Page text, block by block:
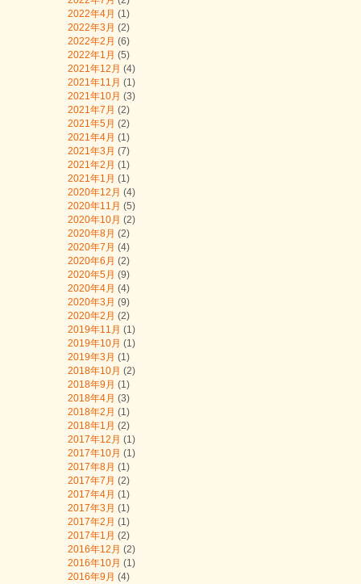
2022年4月 (1)
2022年3月 (2)
2022年2月 (6)
2022年1月 (5)
2021年12月 (4)
2021年11月 (1)
2021年10月 (3)
2021年7月 (2)
2021年5月 (2)
2021年4月 (1)
2021年3月 (7)
2021年2月 (1)
2021年1月 (1)
2020年12月 (4)
2020年11月 (5)
2020年10月 (2)
2020年8月 (2)
2020年7月 (4)
2020年6月 (2)
2020年5月 (9)
2020年4月 (4)
2020年3月 (9)
2020年2月 (2)
2019年11月 (1)
2019年10月 (1)
2019年3月 (1)
2018年10月 (2)
2018年9月 (1)
2018年4月 (3)
2018年2月 (1)
2018年1月 (2)
2017年12月 (1)
2017年10月 (1)
2017年8月 (1)
2017年7月 (2)
2017年4月 (1)
2017年3月 (1)
2017年2月 (1)
2017年1月 (2)
2016年12月 (2)
2016年10月 (1)
2016年9月 (4)